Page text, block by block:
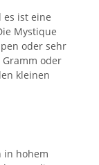
ist eine
Mystique
oder sehr
oder
kleinen
in hohem